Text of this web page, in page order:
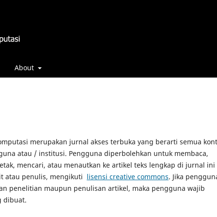
About
merupakan jurnal akses terbuka yang berarti semua
atau / institusi. Pengguna diperbolehkan untuk membaca,
mencari, atau menautkan ke artikel teks lengkap di jurnal ini
atau penulis, mengikuti lisensi creative commons. Jika
penelitian maupun penulisan artikel, maka pengguna wajib
dibuat.